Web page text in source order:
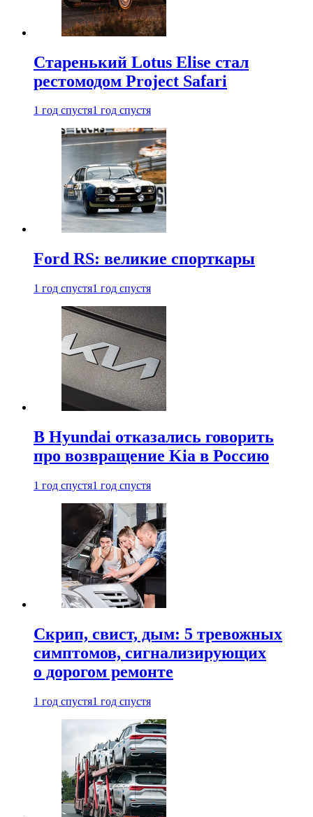
Старенький Lotus Elise стал
рестомодом Project Safari
1 год спустя1 год спустя
Ford RS: великие спорткары
1 год спустя1 год спустя
В Hyundai отказались говорить
про возвращение Kia в Россию
1 год спустя1 год спустя
Скрип, свист, дым: 5 тревожных
симптомов, сигнализирующих
о дорогом ремонте
1 год спустя1 год спустя